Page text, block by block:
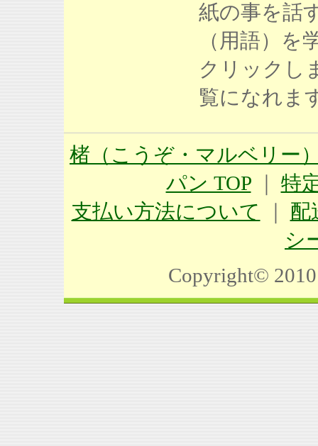
紙の事を話
（用語）を
クリックし
覧になれま
楮（こうぞ・マルベリー
パン TOP｜ 特
支払い方法について
配
シ
Copyright©